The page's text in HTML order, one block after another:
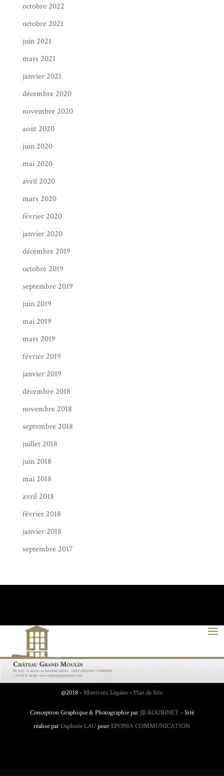
octobre 2022
octobre 2021
juin 2021
mars 2021
janvier 2021
décembre 2020
novembre 2020
août 2020
juin 2020
mai 2020
avril 2020
mars 2020
février 2020
janvier 2020
décembre 2019
octobre 2019
septembre 2019
juin 2019
mai 2019
mars 2019
février 2019
janvier 2019
décembre 2018
novembre 2018
septembre 2018
juillet 2018
juin 2018
mai 2018
avril 2018
février 2018
janvier 2018
septembre 2017
@2018 - Mentions Légales - Plan de Site
Conception Graphique & Photographie par JB ROUBINET - Sité
réalise parDaphnée LAUpourEPONIA COMMUNICATION